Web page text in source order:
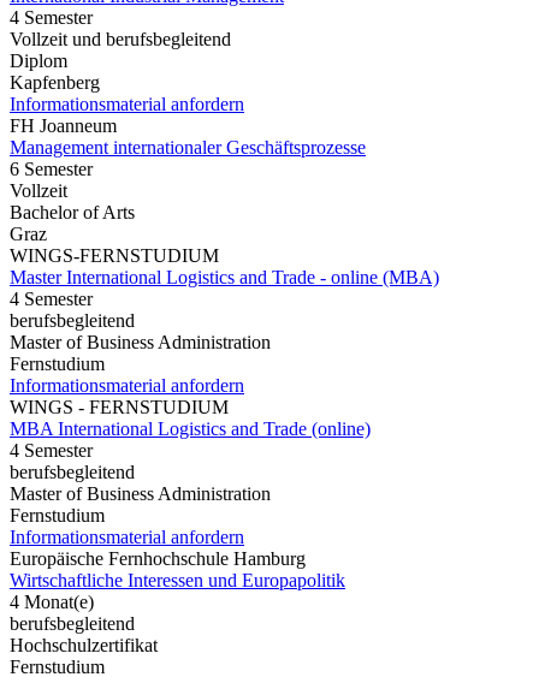
4 Semester
Vollzeit und berufsbegleitend
Diplom
Kapfenberg
Informationsmaterial anfordern
FH Joanneum
Management internationaler Geschäftsprozesse
6 Semester
Vollzeit
Bachelor of Arts
Graz
WINGS-FERNSTUDIUM
Master International Logistics and Trade - online (MBA)
4 Semester
berufsbegleitend
Master of Business Administration
Fernstudium
Informationsmaterial anfordern
WINGS - FERNSTUDIUM
MBA International Logistics and Trade (online)
4 Semester
berufsbegleitend
Master of Business Administration
Fernstudium
Informationsmaterial anfordern
Europäische Fernhochschule Hamburg
Wirtschaftliche Interessen und Europapolitik
4 Monat(e)
berufsbegleitend
Hochschulzertifikat
Fernstudium